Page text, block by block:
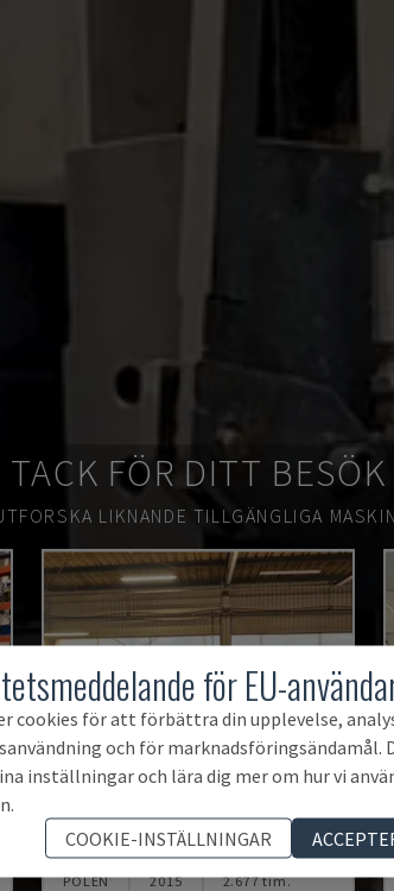
TACK FÖR DITT BESÖK
LIKNANDE TILLGÄNGLIGA
HMP SIRIUS PLUS -3000/3-L1
PARS - PLÅTBEARBETNINGSMASKIN
POLEN 2015 2.677 tim.
för EU-
cookies för att förbättra din upplevelse,
och för marknadsföringsändamål.
inställningar och lära dig mer om hur vi
COOKIE-INSTÄLLNINGAR